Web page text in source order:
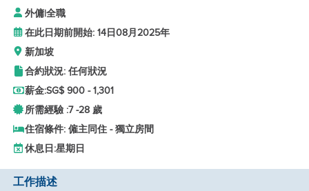
外傭|全職
在此日期前開始: 14日08月2025年
新加坡
合約狀況: 任何狀況
薪金:SG$ 900 - 1,301
所需經驗 :7 -28 歲
住宿條件: 僱主同住 - 獨立房間
休息日:星期日
工作描述